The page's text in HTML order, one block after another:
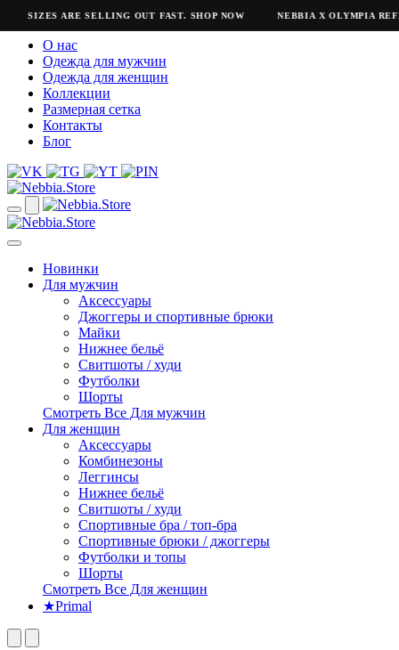
SIZES ARE SELLING OUT FAST. SHOP NOW NEBBIA X OLYMPIA
О нас
Одежда для мужчин
Одежда для женщин
Коллекции
Размерная сетка
Контакты
Блог
Новинки
Для мужчин
Аксессуары
Джоггеры и спортивные брюки
Майки
Нижнее бельё
Свитшоты / худи
Футболки
Шорты
Смотреть Все Для мужчин
Для женщин
Аксессуары
Комбинезоны
Леггинсы
Нижнее бельё
Свитшоты / худи
Спортивные бра / топ-бра
Спортивные брюки / джоггеры
Футболки и топы
Шорты
Смотреть Все Для женщин
★Primal